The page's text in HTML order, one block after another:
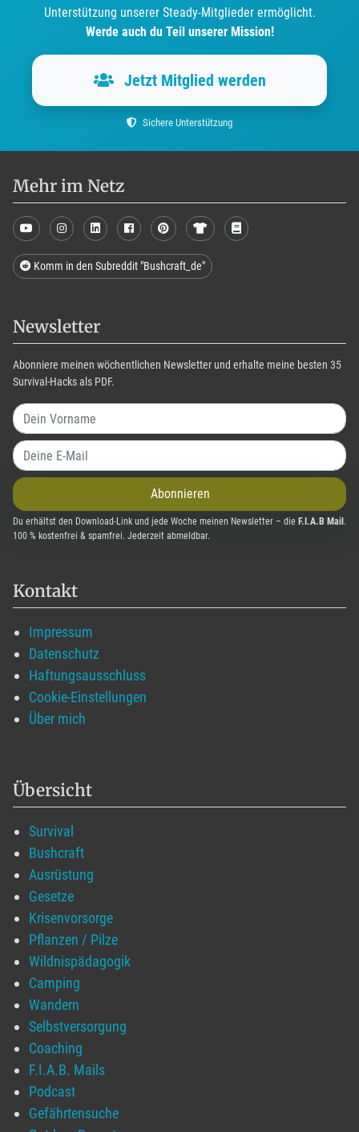
Unterstützung unserer Steady-Mitglieder ermöglicht.
Werde auch du Teil unserer Mission!
Jetzt Mitglied werden
Sichere Unterstützung
Mehr im Netz
Komm in den Subreddit "Bushcraft_de"
Newsletter
Abonniere meinen wöchentlichen Newsletter und erhalte meine besten 35
Survival-Hacks als PDF.
Abonnieren
Du erhältst den Download-Link und jede Woche meinen Newsletter – die F.I.A.B Mail .
100 % kostenfrei & spamfrei. Jederzeit abmeldbar.
Kontakt
Impressum
Datenschutz
Haftungsausschluss
Cookie-Einstellungen
Über mich
Übersicht
Survival
Bushcraft
Ausrüstung
Gesetze
Krisenvorsorge
Pflanzen / Pilze
Wildnispädagogik
Camping
Wandern
Selbstversorgung
Coaching
F.I.A.B. Mails
Podcast
Gefährtensuche